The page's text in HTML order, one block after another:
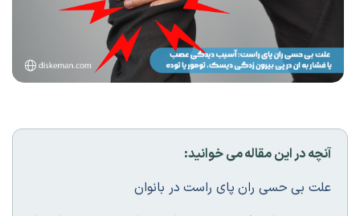
آنچه در این مقاله می خوانید:
علت بی حسی ران پای راست در بانوان